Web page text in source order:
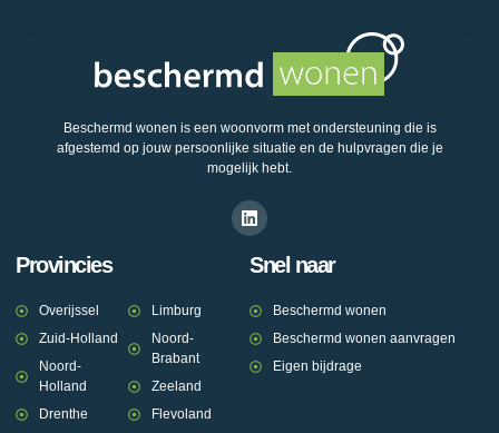
Beschermd wonen is een woonvorm met ondersteuning die is
afgestemd op jouw persoonlijke situatie en de hulpvragen die je
mogelijk hebt.
Provincies
Overijssel
Zuid-Holland
Noord-
Holland
Drenthe
Limburg
Noord-
Brabant
Zeeland
Flevoland
Snel naar
Beschermd wonen
Beschermd wonen aanvragen
Eigen bijdrage